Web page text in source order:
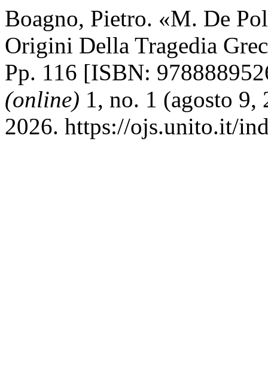
Boagno, Pietro. «M. De
Origini Della Tragedia
Pp. 116 [ISBN:
(online) 1, no. 1 (agosto 9,
2026. https://ojs.unito.it/